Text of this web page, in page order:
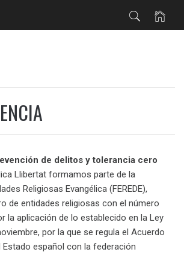
de delitos y tolerancia cero
Llibertat formamos parte de la
Religiosas Evangélica (FEREDE),
de entidades religiosas con el número
la aplicación de lo establecido en la Ley
por la que se regula el Acuerdo
español con la federación